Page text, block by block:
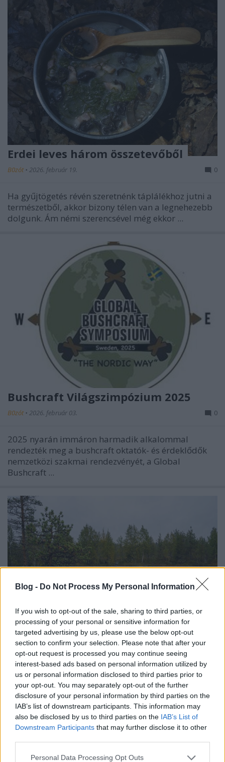
Blog - Do Not Process My Personal Information
If you wish to opt-out of the sale, sharing to third parties, or
processing of your personal or sensitive information for
targeted advertising by us, please use the below opt-out
section to confirm your selection. Please note that after your
opt-out request is processed you may continue seeing
interest-based ads based on personal information utilized by
us or personal information disclosed to third parties prior to
your opt-out. You may separately opt-out of the further
disclosure of your personal information by third parties on the
IAB’s list of downstream participants. This information may
also be disclosed by us to third parties on the IAB’s List of
Downstream Participants that may further disclose it to other
Please note that this website/app uses one or more Google
Personal Data Processing Opt Outs
Erdei leves három összetevőből
B0zót • 2026. február 19. 0
Ha gyűjtögetés révén szeretnénk táplálékhoz jutni a
természetből, akkor bizony télen van a legnehezebb
dolgunk. Ám némi szerencsével még ekkor ...
Bushcraft Világszimpózium 2025
B0zót • 2026. február 03. 0
2025 nyarán immáron harmadik alkalommal
rendezték meg a bushcraft oktatók- és érdeklődők
nemzetközi szakmai rendezvényét, a Global
Bushcraft ...
Áfonya, moha, sziklák, rének -
gyalogtúra Lappföldön
B0zót• 2026. január 01.
Este 9 óra van, hogy kiszállok a mikrobuszból az
északi sarkkört jelző táblánál. Az ég borult, az idő
hűvös, és már erősen sötétedik. Nem a ...